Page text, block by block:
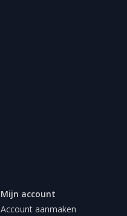
Mijn account
Account aanmaken